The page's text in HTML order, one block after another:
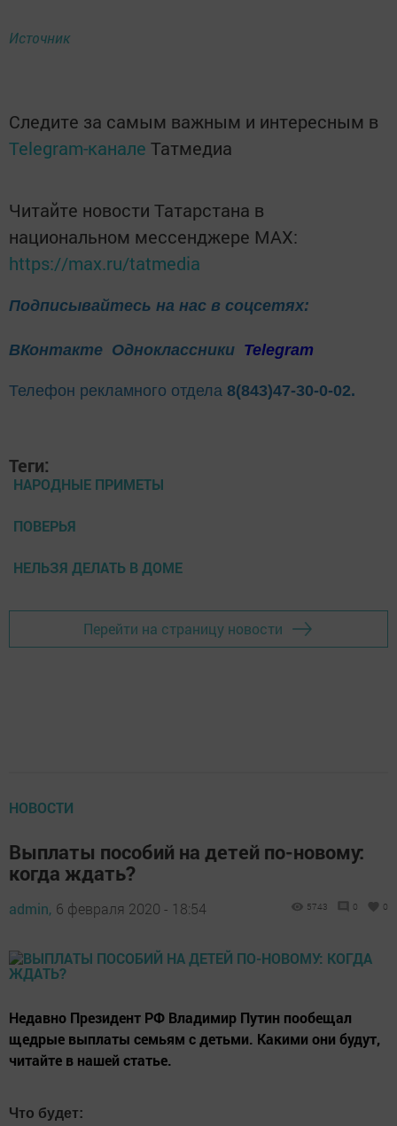
Источник
Следите за самым важным и интересным в
Telegram-канале Татмедиа
Читайте новости Татарстана в
национальном мессенджере MАХ:
https://max.ru/tatmedia
Подписывайтесь на нас в соцсетях:
ВКонтакте Одноклассники Telegram
Телефон рекламного отдела 8(843)47-30-0-02.
Теги:
НАРОДНЫЕ ПРИМЕТЫ
ПОВЕРЬЯ
НЕЛЬЗЯ ДЕЛАТЬ В ДОМЕ
Перейти на страницу новости
НОВОСТИ
Выплаты пособий на детей по-новому:
когда ждать?
admin, 6 февраля 2020 - 18:54 5743 0 0
Недавно Президент РФ Владимир Путин пообещал
щедрые выплаты семьям с детьми. Какими они будут,
читайте в нашей статье.
Что будет: